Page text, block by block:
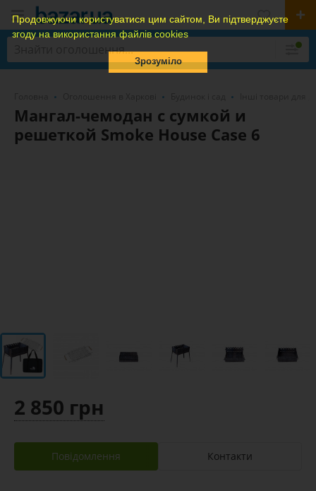
Продовжуючи користуватися цим сайтом, Ви підтверджуєте
згоду на використання файлів cookies
Зрозуміло
Мангал-чемодан с сумкой и
решеткой Smoke House Case 6
2 850 грн
Повідомлення Контакти